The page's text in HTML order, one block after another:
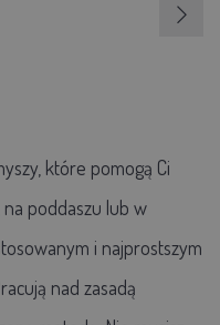
które pomogą Ci
na poddaszu lub w
i najprostszym
nad zasadą